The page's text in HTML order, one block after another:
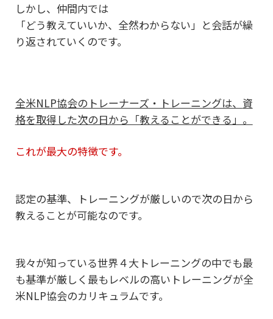
しかし、仲間内では
「どう教えていいか、全然わからない」と会話が繰
り返されていくのです。
全米NLP協会のトレーナーズ・トレーニングは、 資
格を取得した次の日から「教えることができる」。
これが最大の特徴です。
認定の基準、トレーニングが厳しいので次の日から
教えることが可能なのです。
我々が知っている世界４大トレーニングの中でも最
も基準が厳しく 最もレベルの高いトレーニングが全
米NLP協会のカリキュラムです。